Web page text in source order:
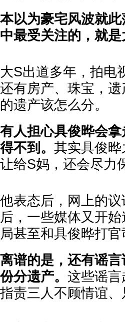
本以为豪宅风波就
中最受关注的，就
大S出道多年，拍电
还有房产、珠宝，
的遗产该怎么分。
有人担心具俊晔会
得不到。 其实具俊
让给S妈，还会尽力
他表态后，网上的
后，一些媒体又开
局甚至和具俊晔打官
离谱的是，还有谣
份分遗产。 这些谣
指责三人不顾情谊、